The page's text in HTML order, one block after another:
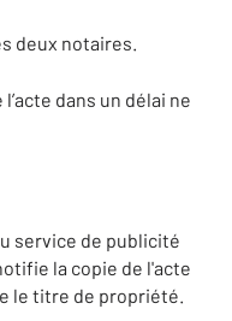
deux notaires.
dans un délai ne
service de publicité
la copie de l'acte
le titre de propriété.